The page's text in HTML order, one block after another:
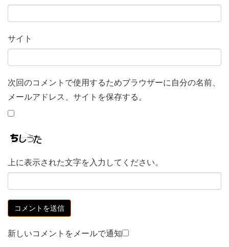
サイト
次回のコメントで使用するためブラウザーに自分の名前、
メールアドレス、サイトを保存する。
上に表示された文字を入力してください。
新しいコメントをメールで通知